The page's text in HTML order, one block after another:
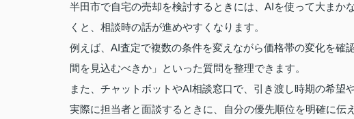
半田市で自宅の売却を検討するときには、AIを使って大まか
くと、相談時の話が進めやすくなります。
例えば、AI査定で複数の条件を変えながら価格帯の変化を確
間を見込むべきか」といった質問を整理できます。
また、チャットボットやAI相談窓口で、引き渡し時期の希望
実際に担当者と面談するときに、自分の優先順位を明確に伝